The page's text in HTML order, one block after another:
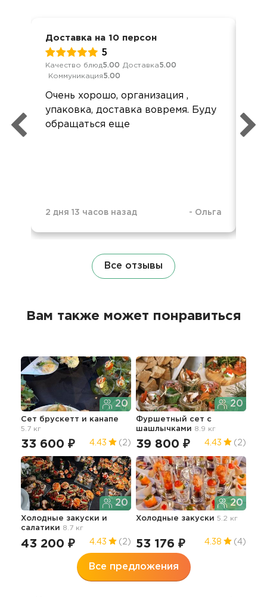
Доставка на 10 персон
5
Качество блюд5.00 Доставка5.00
Коммуникация5.00
Очень хорошо, организация ,
упаковка, доставка вовремя. Буду
обращаться еще
2 дня 13 часов назад - Ольга
Все отзывы
Вам также может понравиться
20
Сет брускетт и канапе
5.7 кг
33 600 ₽ 4.43 (2)
20
Фуршетный сет с
шашлычками 8.9 кг
39 800 ₽ 4.43 (2)
20
Холодные закуски и
салатики 8.7 кг
43 200 ₽ 4.43 (2)
20
Холодные закуски 5.2 кг
53 176 ₽ 4.38 (4)
Все предложения